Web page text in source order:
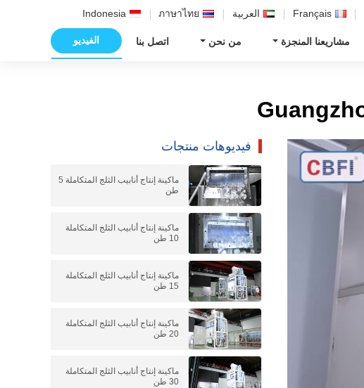
Français العربية ภาษาไทย
Indonesia
مشاريعنا المنجزة من نحن اتصل بنا الفيديو
فيديوهات منتجات
ماكينة إنتاج أنابيب الثلج المتكاملة 5
طن
ماكينة إنتاج أنابيب الثلج المتكاملة
10 طن
ماكينة إنتاج أنابيب الثلج المتكاملة
15 طن
ماكينة إنتاج أنابيب الثلج المتكاملة
20 طن
ماكينة إنتاج أنابيب الثلج المتكاملة
30 طن